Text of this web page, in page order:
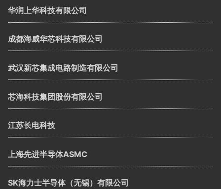
华润上华科技有限公司
成都海威华芯科技有限公司
武汉新芯集成电路制造有限公司
芯海科技集团股份有限公司
江苏长电科技
上海先进半导体ASMC
SK海力士半导体（无锡）有限公司